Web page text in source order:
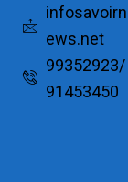
infosavoirn
ews.net
99352923/
91453450